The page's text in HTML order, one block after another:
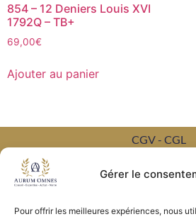
Gérer le
Pour offrir les meilleures expériences, nous
854 – 12 Deniers Louis XVI
1792Q – TB+
69,00€
Ajouter au panier
CGV - CGL